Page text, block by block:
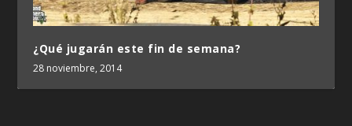
¿Qué jugarán este fin de semana?
28 noviembre, 2014